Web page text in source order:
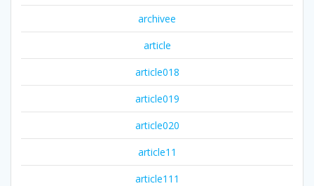
archivee
article
article018
article019
article020
article11
article111